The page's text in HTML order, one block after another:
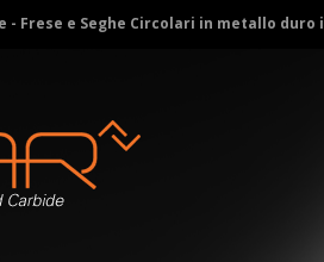
- Frese e Seghe Circolari in metallo